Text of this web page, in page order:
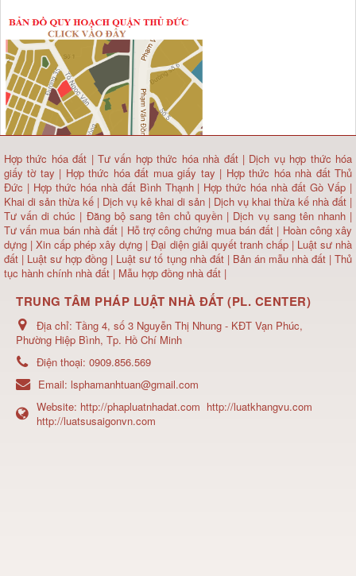
Hợp thức hóa đất |Tư vấn hợp thức hóa nhà đất| Dịch vụ hợp thức hóa
giấy tờ tay | Hợp thức hóa đất mua giấy tay | Hợp thức hóa nhà đất Thủ
Đức | Hợp thức hóa nhà đất Bình Thạnh | Hợp thức hóa nhà đất Gò Vấp |
Khai di sản thừa kế | Dịch vụ kê khai di sản | Dịch vụ khai thừa kế nhà đất |
Tư vấn di chúc | Đăng bộ sang tên chủ quyền | Dịch vụ sang tên nhanh |
Tư vấn mua bán nhà đất | Hỗ trợ công chứng mua bán đất | Hoàn công xây
dựng | Xin cấp phép xây dựng |Đại diện giải quyết tranh chấp | Luật sư nhà
đất | Luật sư hợp đồng | Luật sư tố tụng nhà đất | Bản án mẫu nhà đất|Thủ
tục hành chính nhà đất | Mẫu hợp đồng nhà đất |
TRUNG TÂM PHÁP LUẬT NHÀ ĐẤT (PL. CENTER)
Địa chỉ: Tầng 4, số 3 Nguyễn Thị Nhung - KĐT Vạn Phúc,
Phường Hiệp Bình, Tp. Hồ Chí Minh
Điện thoại: 0909.856.569
Email: lsphamanhtuan@gmail.com
Website: http://phapluatnhadat.com http://luatkhangvu.com
http://luatsusaigonvn.com